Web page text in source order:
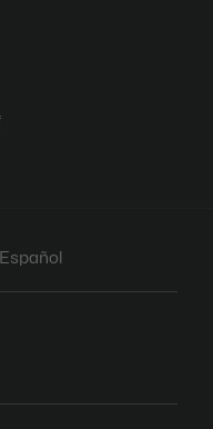
Español